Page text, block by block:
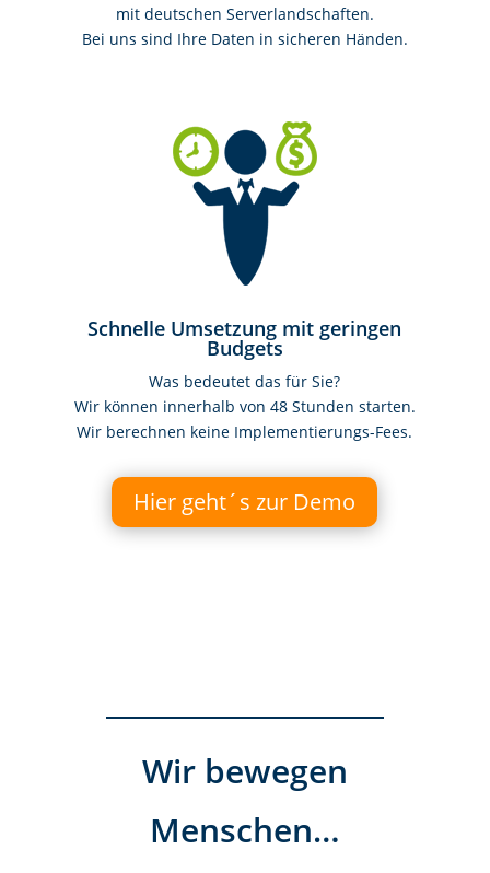
mit deutschen Serverlandschaften.
Bei uns sind Ihre Daten in sicheren Händen.
Schnelle Umsetzung mit geringen
Budgets
Was bedeutet das für Sie?
Wir können innerhalb von 48 Stunden starten.
Wir berechnen keine Implementierungs-Fees.
Hier geht´s zur Demo
Wir bewegen
Menschen…